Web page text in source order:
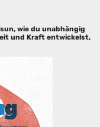
wie du unabhängig
und Kraft entwickelst,